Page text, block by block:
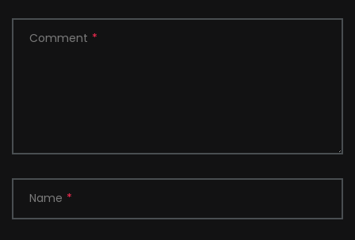
Comment *
Name *